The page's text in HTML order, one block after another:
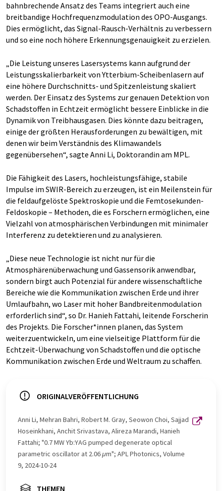
bahnbrechende Ansatz des Teams integriert auch eine
breitbandige Hochfrequenzmodulation des OPO-Ausgangs.
Dies ermöglicht, das Signal-Rausch-Verhältnis zu verbessern
und so eine noch höhere Erkennungsgenauigkeit zu erzielen.
„Die Leistung unseres Lasersystems kann aufgrund der
Leistungsskalierbarkeit von Ytterbium-Scheibenlasern auf
eine höhere Durchschnitts- und Spitzenleistung skaliert
werden. Der Einsatz des Systems zur genauen Detektion von
Schadstoffen in Echtzeit ermöglicht bessere Einblicke in die
Dynamik von Treibhausgasen. Dies könnte dazu beitragen,
einige der größten Herausforderungen zu bewältigen, mit
denen wir beim Verständnis des Klimawandels
gegenübersehen“, sagte Anni Li, Doktorandin am MPL.
Die Fähigkeit des Lasers, hochleistungsfähige, stabile
Impulse im SWIR-Bereich zu erzeugen, ist ein Meilenstein für
die feldaufgelöste Spektroskopie und die Femtosekunden-
Feldoskopie – Methoden, die es Forschern ermöglichen, eine
Vielzahl von atmosphärischen Verbindungen mit minimaler
Interferenz zu detektieren und zu analysieren.
„Diese neue Technologie ist nicht nur für die
Atmosphärenüberwachung und Gassensorik anwendbar,
sondern birgt auch Potenzial für andere wissenschaftliche
Bereiche wie die Kommunikation zwischen Erde und ihrer
Umlaufbahn, wo Laser mit hoher Bandbreitenmodulation
erforderlich sind“, so Dr. Hanieh Fattahi, leitende Forscherin
des Projekts. Die Forscher*innen planen, das System
weiterzuentwickeln, um eine vielseitige Plattform für die
Echtzeit-Überwachung von Schadstoffen und die optische
Kommunikation zwischen Erde und Weltraum zu schaffen.
ORIGINALVERÖFFENTLICHUNG
Anni Li, Mehran Bahri, Robert M. Gray, Seowon Choi, Sajjad
Hoseinkhani, Anchit Srivastava, Alireza Marandi, Hanieh
Fattahi; "0.7 MW Yb:YAG pumped degenerate optical
parametric oscillator at 2.06μm"; APL Photonics, Volume
9, 2024-10-24
THEMEN